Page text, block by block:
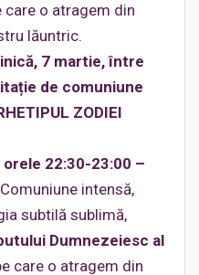
care o atragem din
lăuntric.
7 martie, între
de comuniune
ZODIEI
22:30-23:00 –
Comuniune intensă,
subtilă sublimă,
Dumnezeiesc al
care o atragem din